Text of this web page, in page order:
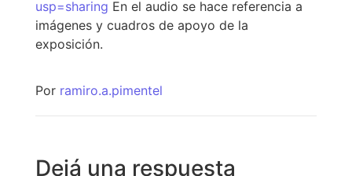
usp=sharing En el audio se hace referencia a
imágenes y cuadros de apoyo de la
exposición.
Por ramiro.a.pimentel
Dejá una respuesta